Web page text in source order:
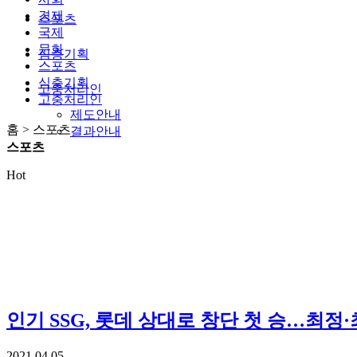
스포츠
심층기획
고충처리인
제도안내
결과안내
경제
국제
문화
스포츠
심층기획
고충처리인
홈 > 스포츠
스포츠
Hot
인기 SSG, 롯데 상대로 창단 첫 승…최정